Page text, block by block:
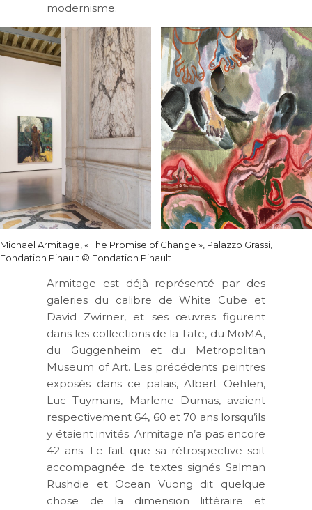
modernisme.
Michael Armitage, « The Promise of Change », Palazzo Grassi,
Fondation Pinault © Fondation Pinault
Armitage est déjà représenté par des
galeries du calibre de White Cube et
David Zwirner, et ses œuvres figurent
dans les collections de la Tate, du MoMA,
du Guggenheim et du Metropolitan
Museum of Art. Les précédents peintres
exposés dans ce palais, Albert Oehlen,
Luc Tuymans, Marlene Dumas, avaient
respectivement 64, 60 et 70 ans lorsqu’ils
y étaient invités. Armitage n’a pas encore
42 ans. Le fait que sa rétrospective soit
accompagnée de textes signés Salman
Rushdie et Ocean Vuong dit quelque
chose de la dimension littéraire et